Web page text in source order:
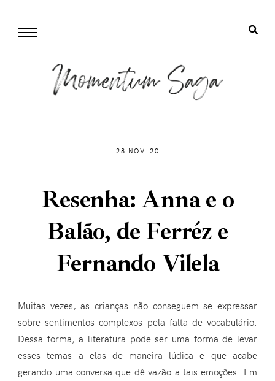
28 NOV. 20
Resenha: Anna e o
Balão, de Ferréz e
Fernando Vilela
Muitas vezes, as crianças não conseguem se expressar
sobre sentimentos complexos pela falta de vocabulário.
Dessa forma, a literatura pode ser uma forma de levar
esses temas a elas de maneira lúdica e que acabe
gerando uma conversa que dê vazão a tais emoções. Em